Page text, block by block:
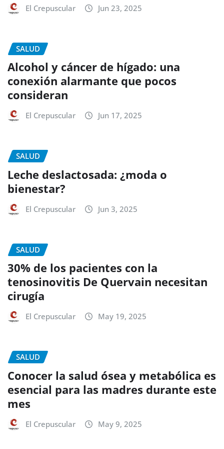
El Crepuscular Jun 23, 2025
SALUD
Alcohol y cáncer de hígado: una
conexión alarmante que pocos
consideran
El Crepuscular Jun 17, 2025
SALUD
Leche deslactosada: ¿moda o
bienestar?
El Crepuscular Jun 3, 2025
SALUD
30% de los pacientes con la
tenosinovitis De Quervain necesitan
cirugía
El Crepuscular May 19, 2025
SALUD
Conocer la salud ósea y metabólica es
esencial para las madres durante este
mes
El Crepuscular May 9, 2025